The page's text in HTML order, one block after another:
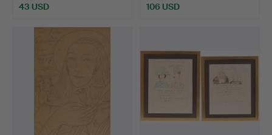
43 USD 106 USD